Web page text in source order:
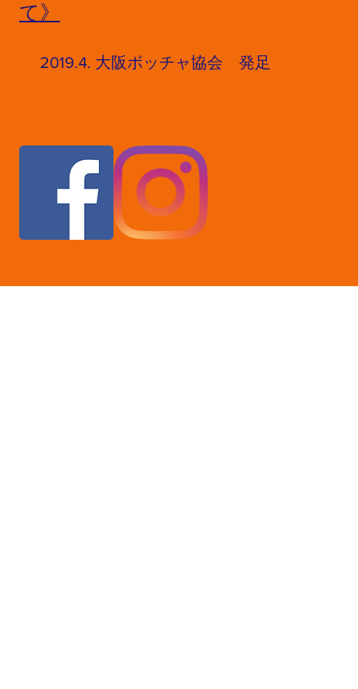
て》
​2019.4. 大阪ボッチャ協会 発足